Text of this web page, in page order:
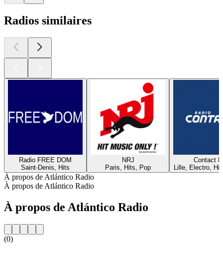
Radios similaires
Radio FREE DOM
Saint-Denis, Hits
NRJ
Paris, Hits, Pop
Contact
Lille, Electro,
À propos de Atlántico Radio
À propos de Atlántico Radio
À propos de Atlántico Radio
(0)